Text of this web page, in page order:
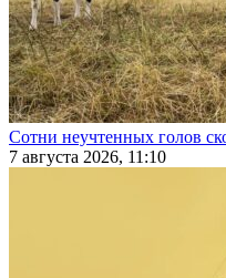
Сотни неучтенных голов
7 августа 2026, 11:10